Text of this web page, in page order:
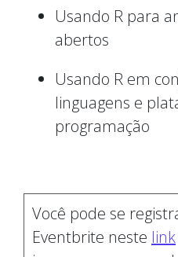
Usando R para
abertos
Usando R em
linguagens e
programação
Você pode se
Eventbrite neste link